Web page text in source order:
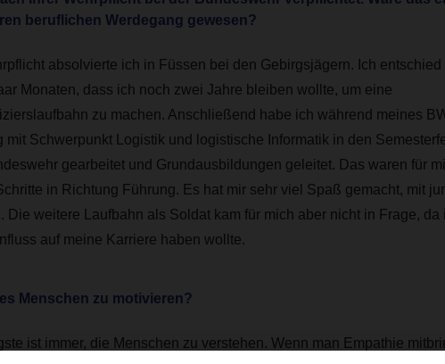
beruflichen Werdegang gewesen?
absolvierte ich in Füssen bei den Gebirgsjägern. Ich entschied
Monaten, dass ich noch zwei Jahre bleiben wollte, um eine
zu machen. Anschließend habe ich während meines
mit Schwerpunkt Logistik und logistische Informatik in den
gearbeitet und Grundausbildungen geleitet. Das waren für
in Richtung Führung. Es hat mir sehr viel Spaß gemacht, mit
Die weitere Laufbahn als Soldat kam für mich aber nicht in Frage, da
auf meine Karriere haben wollte.
Menschen zu motivieren?
ist immer, die Menschen zu verstehen. Wenn man Empathie